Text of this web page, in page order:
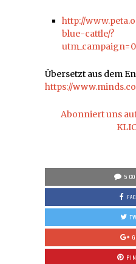
http://
blue-cattle/?
Übersetzt aus dem
https://
Abonniert uns
5